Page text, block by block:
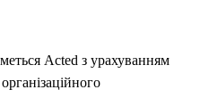
Acted з урахуванням